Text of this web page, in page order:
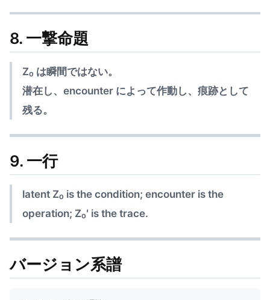
8. 一撃命題
Z₀ は瞬間ではない。
潜在し、encounter によって作動し、痕跡として
残る。
9. 一行
latent Z₀ is the condition; encounter is the
operation; Z₀′ is the trace.
バージョン系譜